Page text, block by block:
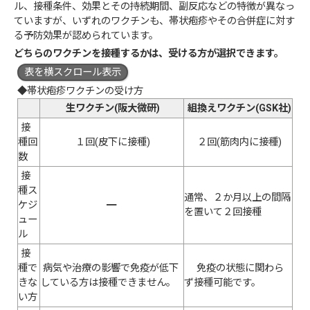
ル、接種条件、効果とその持続期間、副反応などの特徴が異なっ
ていますが、いずれのワクチンも、帯状疱疹やその合併症に対す
る予防効果が認められています。
どちらのワクチンを接種するかは、受ける方が選択できます。
表を横スクロール表示
◆帯状疱疹ワクチンの受け方
生ワクチン(阪大微研)
組換えワクチン(GSK社)
接
種回
数
１回(皮下に接種) ２回(筋肉内に接種)
接
種ス
ケジ
ュー
ル
━
通常、２か月以上の間隔
を置いて２回接種
接
種で
きな
い方
病気や治療の影響で免疫が低下
している方は接種できません。
免疫の状態に関わら
ず接種可能です。